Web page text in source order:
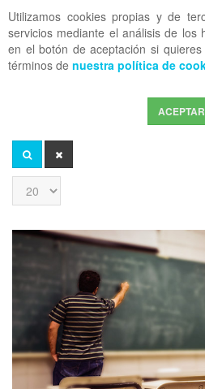
Utilizamos cookies propias y de
servicios mediante el análisis de los
en el botón de aceptación si
términos de nuestra política de
ACEPTAR
OFF CANVAS
del
títuloBUSCAR
Cantidad
a